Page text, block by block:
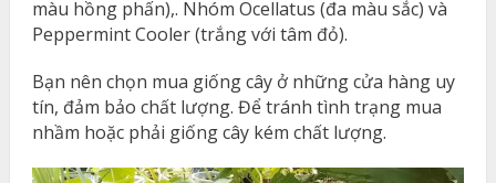
màu hồng phấn),. Nhóm Ocellatus (đa màu sắc) và
Peppermint Cooler (trắng với tâm đỏ).
Bạn nên chọn mua giống cây ở những cửa hàng uy
tín, đảm bảo chất lượng. Để tránh tình trạng mua
nhầm hoặc phải giống cây kém chất lượng.